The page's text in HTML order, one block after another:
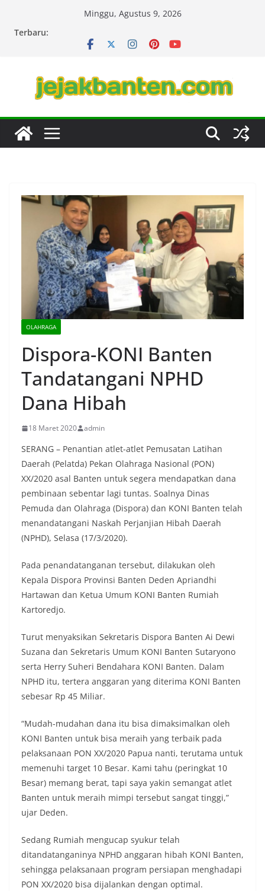
Minggu, Agustus 9, 2026
Terbaru:
OLAHRAGA
Dispora-KONI Banten
Tandatangani NPHD
Dana Hibah
18 Maret 2020 admin
SERANG – Penantian atlet-atlet Pemusatan Latihan
Daerah (Pelatda) Pekan Olahraga Nasional (PON)
XX/2020 asal Banten untuk segera mendapatkan dana
pembinaan sebentar lagi tuntas. Soalnya Dinas
Pemuda dan Olahraga (Dispora) dan KONI Banten telah
menandatangani Naskah Perjanjian Hibah Daerah
(NPHD), Selasa (17/3/2020).
Pada penandatanganan tersebut, dilakukan oleh
Kepala Dispora Provinsi Banten Deden Apriandhi
Hartawan dan Ketua Umum KONI Banten Rumiah
Kartoredjo.
Turut menyaksikan Sekretaris Dispora Banten Ai Dewi
Suzana dan Sekretaris Umum KONI Banten Sutaryono
serta Herry Suheri Bendahara KONI Banten. Dalam
NPHD itu, tertera anggaran yang diterima KONI Banten
sebesar Rp 45 Miliar.
“Mudah-mudahan dana itu bisa dimaksimalkan oleh
KONI Banten untuk bisa meraih yang terbaik pada
pelaksanaan PON XX/2020 Papua nanti, terutama untuk
memenuhi target 10 Besar. Kami tahu (peringkat 10
Besar) memang berat, tapi saya yakin semangat atlet
Banten untuk meraih mimpi tersebut sangat tinggi,”
ujar Deden.
Sedang Rumiah mengucap syukur telah
ditandatanganinya NPHD anggaran hibah KONI Banten,
sehingga pelaksanaan program persiapan menghadapi
PON XX/2020 bisa dijalankan dengan optimal.